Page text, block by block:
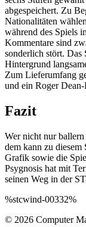
abgespeichert. Zu
Nationalitäten
während des Spiels
Kommentare sind
sonderlich stört. Das
Hintergrund
Zum Lieferumfang
und ein Roger
Fazit
Wer nicht nur
dem kann zu diesem
Grafik sowie die
Psygnosis hat mit
seinen Weg in der
%stcwind-00332%
© 2026 Computer